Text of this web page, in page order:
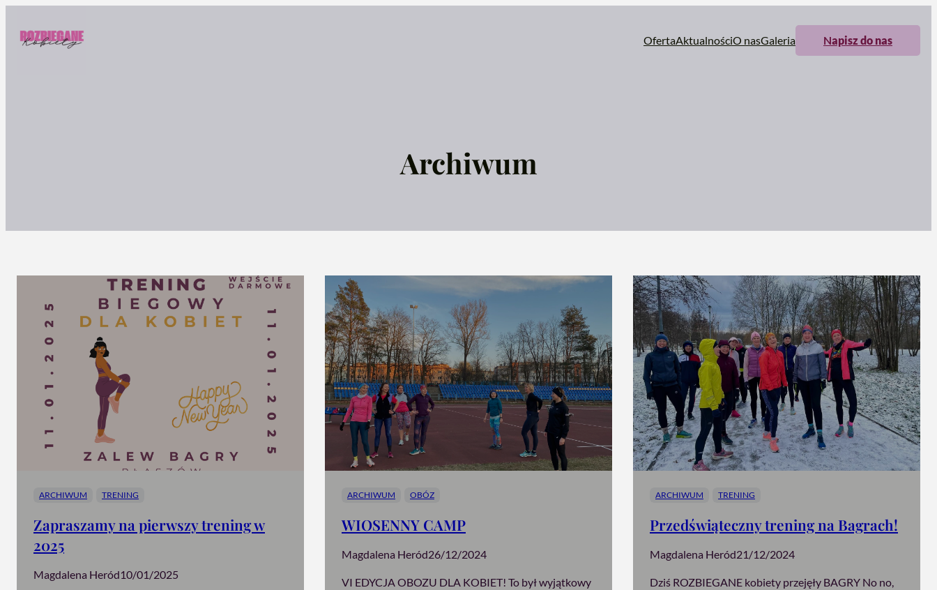
treści
OfertaAktualnościO nasGaleria Napisz do nas
Archiwum
ARCHIWUM TRENING
Zapraszamy na pierwszy trening w
2025
Magdalena Heród10/01/2025
ARCHIWUM OBÓZ
WIOSENNY CAMP
Magdalena Heród26/12/2024
VI EDYCJA OBOZU DLA KOBIET! To był wyjątkowy
ARCHIWUM TRENING
Przedświąteczny trening na Bagrach!
Magdalena Heród21/12/2024
Dziś ROZBIEGANE kobiety przejęły BAGRY No no,